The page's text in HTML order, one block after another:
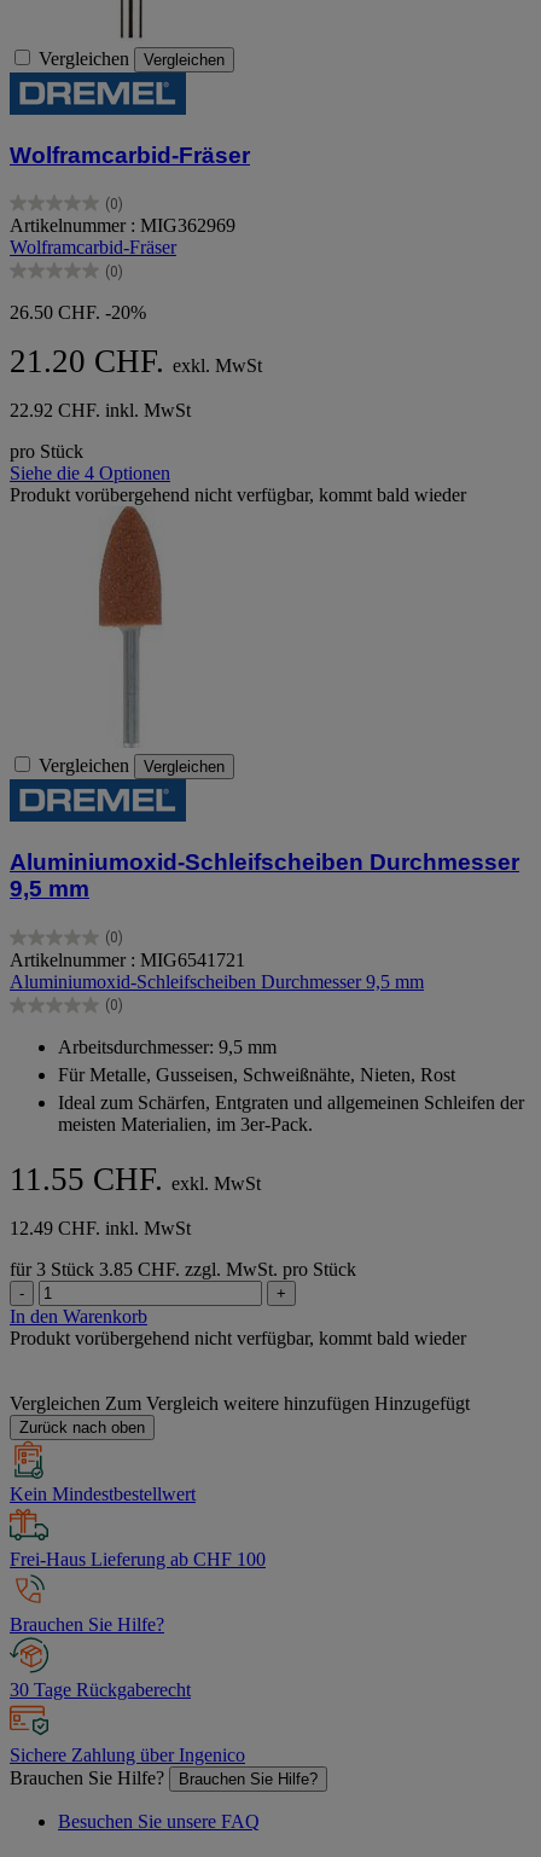
Vergleichen Vergleichen
Wolframcarbid-Fräser
(0)
0.0
von
5
Sternen.
Artikelnummer : MIG362969
Wolframcarbid-Fräser
(0)
0.0
von
5
Sternen.
26.50 CHF. -20%
21.20 CHF. exkl. MwSt
22.92 CHF. inkl. MwSt
pro Stück
Siehe die 4 Optionen
Produkt vorübergehend nicht verfügbar, kommt bald wieder
Vergleichen Vergleichen
Aluminiumoxid-Schleifscheiben Durchmesser
9,5 mm
(0)
0.0
von
5
Sternen.
Artikelnummer : MIG6541721
Aluminiumoxid-Schleifscheiben Durchmesser 9,5 mm
(0)
0.0
Sternen.
Arbeitsdurchmesser: 9,5 mm
Für Metalle, Gusseisen, Schweißnähte, Nieten, Rost
Ideal zum Schärfen, Entgraten und allgemeinen Schleifen der
meisten Materialien, im 3er-Pack.
11.55 CHF. exkl. MwSt
12.49 CHF. inkl. MwSt
für 3 Stück 3.85 CHF. zzgl. MwSt. pro Stück
- +
In den Warenkorb
Produkt vorübergehend nicht verfügbar, kommt bald wieder
Vergleichen Zum Vergleich weitere hinzufügen Hinzugefügt
Zurück nach oben
Kein Mindestbestellwert
Frei-Haus Lieferung ab CHF 100
Brauchen Sie Hilfe?
30 Tage Rückgaberecht
Sichere Zahlung über Ingenico
Brauchen Sie Hilfe?
Brauchen Sie Hilfe?
Besuchen Sie unsere FAQ